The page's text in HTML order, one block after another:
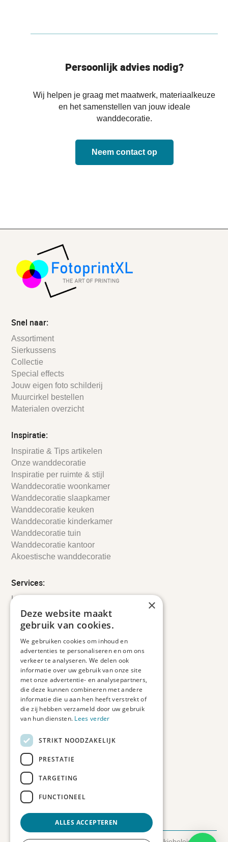
Persoonlijk advies nodig?
Wij helpen je graag met maatwerk, materiaalkeuze
en het samenstellen van jouw ideale
wanddecoratie.
Neem contact op
Snel naar:
Assortiment
Sierkussens
Collectie
Special effects
Jouw eigen foto schilderij
Muurcirkel bestellen
Materialen overzicht
Inspiratie:
Inspiratie & Tips artikelen
Onze wanddecoratie
Inspiratie per ruimte & stijl
Wanddecoratie woonkamer
Wanddecoratie slaapkamer
Wanddecoratie keuken
Wanddecoratie kinderkamer
Wanddecoratie tuin
Wanddecoratie kantoor
Akoestische wanddecoratie
Services:
Leveringsinformatie
Retourbeleid
Informatie
Veelgestelde vragen
Duurzaam ondernemen
Contact informatie
Etienne de Pinedaweg 34
3711 CH, Austerlitz
Nederland
info@fotoprintxl.nl
0343 78 58 00
KVK: 81960263
BTW: NL002708709B23
×
Deze website maakt
gebruik van cookies.
We gebruiken cookies om inhoud en
advertenties te personaliseren en om ons
verkeer te analyseren. We delen ook
informatie over uw gebruik van onze site
met onze advertentie- en analysepartners,
die deze kunnen combineren met andere
informatie die u aan hen heeft verstrekt of
die zij hebben verzameld door uw gebruik
van hun diensten. Lees verder
STRIKT NOODZAKELIJK
PRESTATIE
TARGETING
FUNCTIONEEL
ALLES ACCEPTEREN